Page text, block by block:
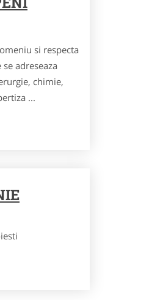
si respecta
adreseaza
chimie,
...